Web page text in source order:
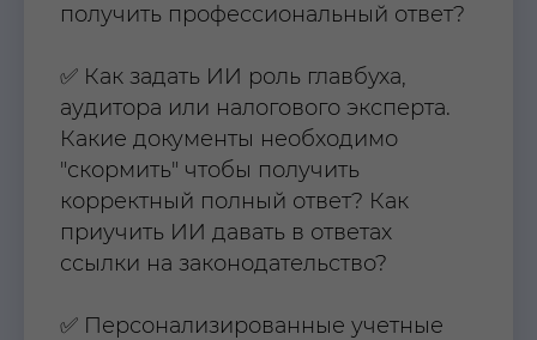
получить профессиональный ответ?
✅ Как задать ИИ роль главбуха,
аудитора или налогового эксперта.
Какие документы необходимо
"скормить" чтобы получить
корректный полный ответ? Как
приучить ИИ давать в ответах
ссылки на законодательство?
✅ Персонализированные учетные